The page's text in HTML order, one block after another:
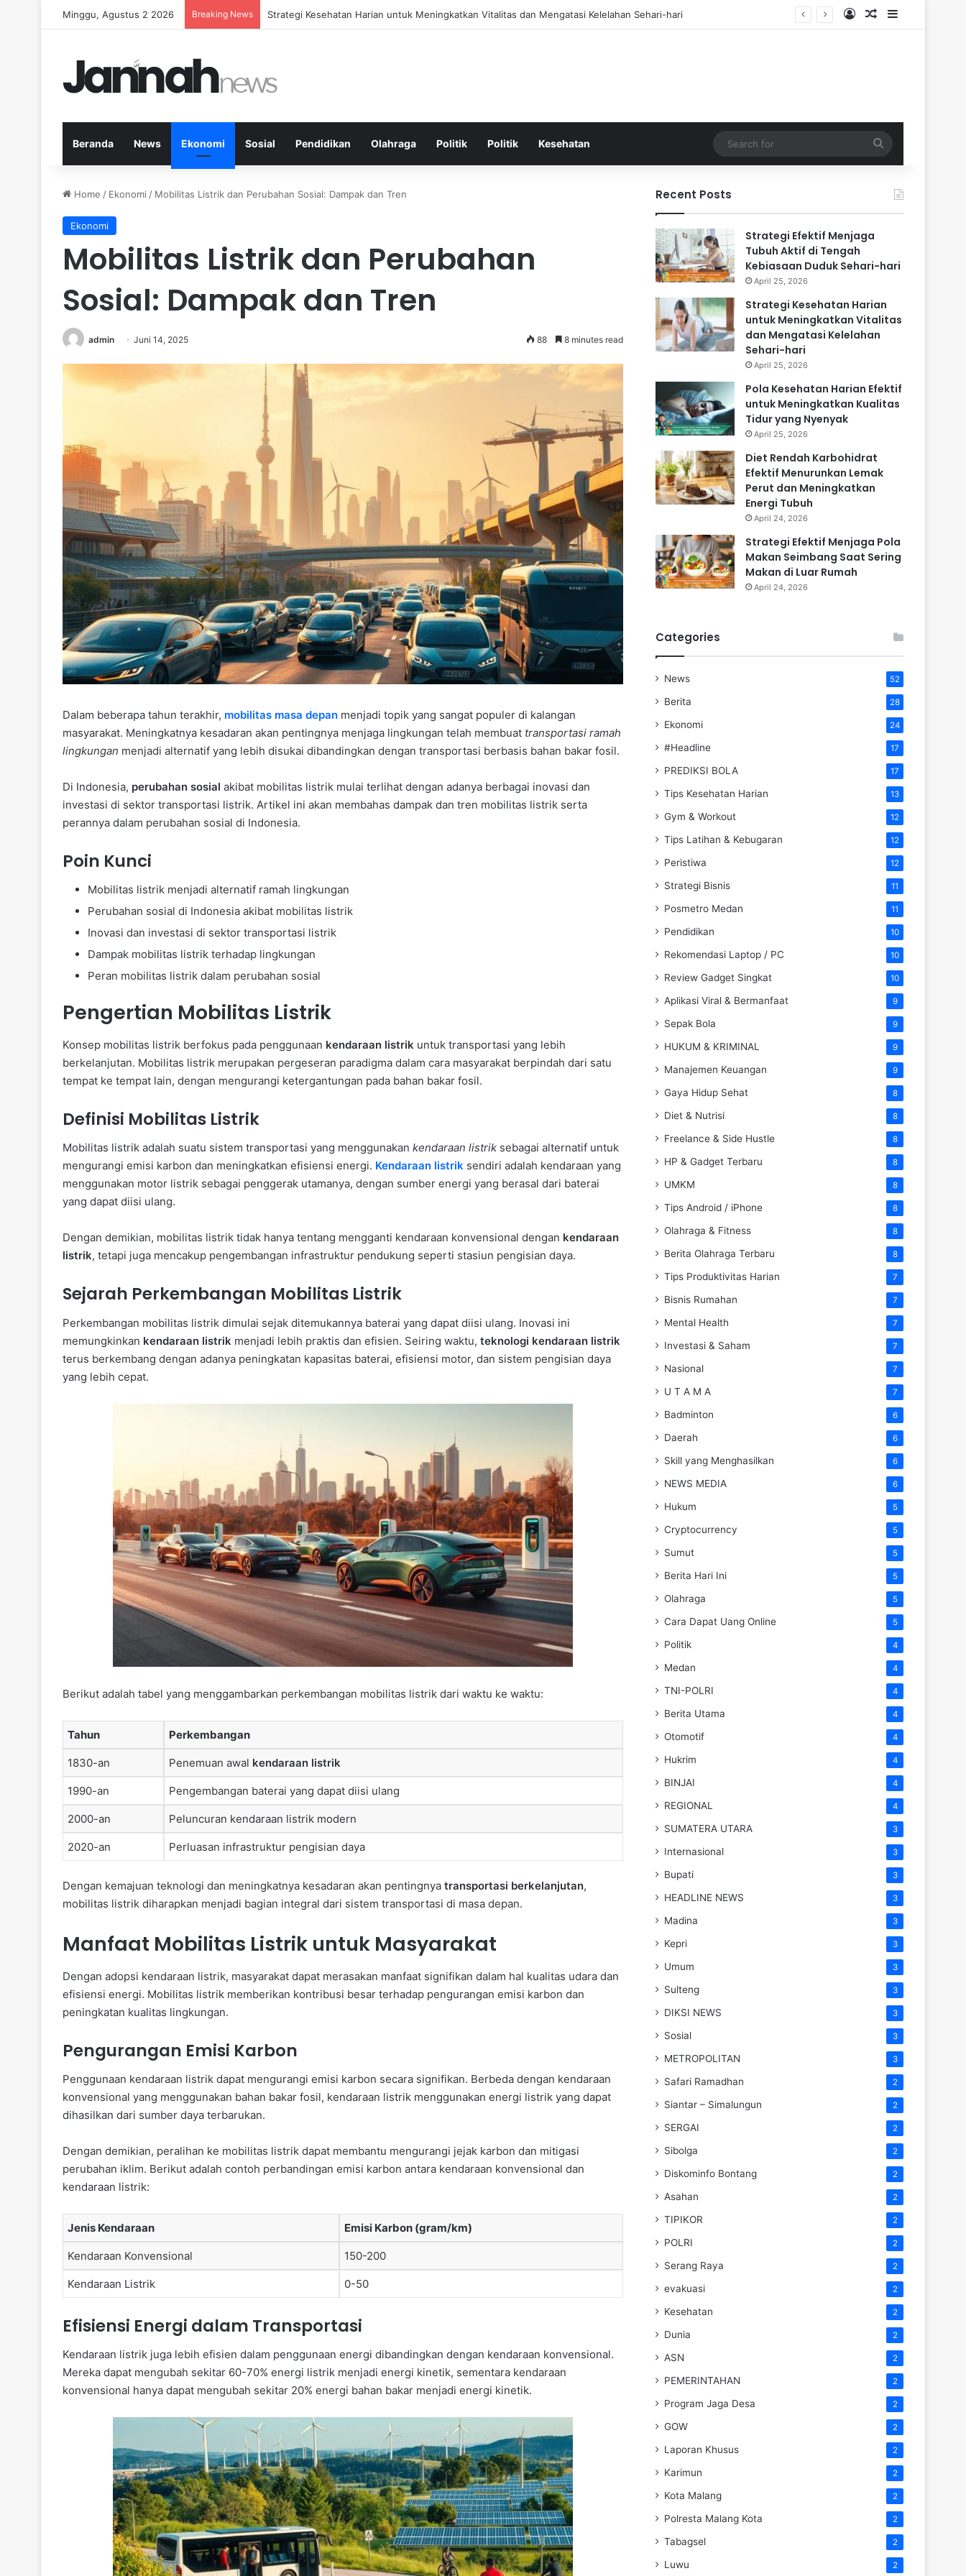
Minggu, Agustus 2 2026 Breaking News Pola Kesehatan Harian Efektif untuk Meningkatkan Kualitas Tidur yang Nyenyak Log InRandom Article
Sidebar
Beranda News Ekonomi Sosial Pendidikan Olahraga Politik Politik Kesehatan
for
Home / Ekonomi / Mobilitas Listrik dan Perubahan Sosial: Dampak dan Tren
Ekonomi
Mobilitas Listrik dan Perubahan
Sosial: Dampak dan Tren
admin Juni 14, 2025 88 8 minutes read
Dalam beberapa tahun terakhir, mobilitas masa depan menjadi topik yang sangat populer di kalangan
masyarakat. Meningkatnya kesadaran akan pentingnya menjaga lingkungan telah membuat transportasi ramah
lingkungan menjadi alternatif yang lebih disukai dibandingkan dengan transportasi berbasis bahan bakar fosil.
Di Indonesia, perubahan sosial akibat mobilitas listrik mulai terlihat dengan adanya berbagai inovasi dan
investasi di sektor transportasi listrik. Artikel ini akan membahas dampak dan tren mobilitas listrik serta
perannya dalam perubahan sosial di Indonesia.
Poin Kunci
Mobilitas listrik menjadi alternatif ramah lingkungan
Perubahan sosial di Indonesia akibat mobilitas listrik
Inovasi dan investasi di sektor transportasi listrik
Dampak mobilitas listrik terhadap lingkungan
Peran mobilitas listrik dalam perubahan sosial
Pengertian Mobilitas Listrik
Konsep mobilitas listrik berfokus pada penggunaan kendaraan listrik untuk transportasi yang lebih
berkelanjutan. Mobilitas listrik merupakan pergeseran paradigma dalam cara masyarakat berpindah dari satu
tempat ke tempat lain, dengan mengurangi ketergantungan pada bahan bakar fosil.
Definisi Mobilitas Listrik
Mobilitas listrik adalah suatu sistem transportasi yang menggunakan kendaraan listrik sebagai alternatif untuk
mengurangi emisi karbon dan meningkatkan efisiensi energi. Kendaraan listrik sendiri adalah kendaraan yang
menggunakan motor listrik sebagai penggerak utamanya, dengan sumber energi yang berasal dari baterai
yang dapat diisi ulang.
Dengan demikian, mobilitas listrik tidak hanya tentang mengganti kendaraan konvensional dengan kendaraan
listrik, tetapi juga mencakup pengembangan infrastruktur pendukung seperti stasiun pengisian daya.
Sejarah Perkembangan Mobilitas Listrik
Perkembangan mobilitas listrik dimulai sejak ditemukannya baterai yang dapat diisi ulang. Inovasi ini
memungkinkan kendaraan listrik menjadi lebih praktis dan efisien. Seiring waktu, teknologi kendaraan listrik
terus berkembang dengan adanya peningkatan kapasitas baterai, efisiensi motor, dan sistem pengisian daya
yang lebih cepat.
Berikut adalah tabel yang menggambarkan perkembangan mobilitas listrik dari waktu ke waktu:
Tahun Perkembangan
1830-an Penemuan awal kendaraan listrik
1990-an Pengembangan baterai yang dapat diisi ulang
2000-an Peluncuran kendaraan listrik modern
2020-an Perluasan infrastruktur pengisian daya
Dengan kemajuan teknologi dan meningkatnya kesadaran akan pentingnya transportasi berkelanjutan,
mobilitas listrik diharapkan menjadi bagian integral dari sistem transportasi di masa depan.
Manfaat Mobilitas Listrik untuk Masyarakat
Dengan adopsi kendaraan listrik, masyarakat dapat merasakan manfaat signifikan dalam hal kualitas udara dan
efisiensi energi. Mobilitas listrik memberikan kontribusi besar terhadap pengurangan emisi karbon dan
peningkatan kualitas lingkungan.
Pengurangan Emisi Karbon
Penggunaan kendaraan listrik dapat mengurangi emisi karbon secara signifikan. Berbeda dengan kendaraan
konvensional yang menggunakan bahan bakar fosil, kendaraan listrik menggunakan energi listrik yang dapat
dihasilkan dari sumber daya terbarukan.
Dengan demikian, peralihan ke mobilitas listrik dapat membantu mengurangi jejak karbon dan mitigasi
perubahan iklim. Berikut adalah contoh perbandingan emisi karbon antara kendaraan konvensional dan
kendaraan listrik:
Jenis Kendaraan Emisi Karbon (gram/km)
Kendaraan Konvensional 150-200
Kendaraan Listrik 0-50
Efisiensi Energi dalam Transportasi
Kendaraan listrik juga lebih efisien dalam penggunaan energi dibandingkan dengan kendaraan konvensional.
Mereka dapat mengubah sekitar 60-70% energi listrik menjadi energi kinetik, sementara kendaraan
konvensional hanya dapat mengubah sekitar 20% energi bahan bakar menjadi energi kinetik.
Recent Posts
Strategi Efektif Menjaga
Tubuh Aktif di Tengah
Kebiasaan Duduk Sehari-hari
April 25, 2026
Strategi Kesehatan Harian
untuk Meningkatkan Vitalitas
dan Mengatasi Kelelahan
Sehari-hari
April 25, 2026
Pola Kesehatan Harian Efektif
untuk Meningkatkan Kualitas
Tidur yang Nyenyak
April 25, 2026
Diet Rendah Karbohidrat
Efektif Menurunkan Lemak
Perut dan Meningkatkan
Energi Tubuh
April 24, 2026
Strategi Efektif Menjaga Pola
Makan Seimbang Saat Sering
Makan di Luar Rumah
April 24, 2026
Categories
News 52
Berita 28
Ekonomi 24
#Headline 17
PREDIKSI BOLA 17
Tips Kesehatan Harian 13
Gym & Workout 12
Tips Latihan & Kebugaran 12
Peristiwa 12
Strategi Bisnis 11
Posmetro Medan 11
Pendidikan 10
Rekomendasi Laptop / PC 10
Review Gadget Singkat 10
Aplikasi Viral & Bermanfaat 9
Sepak Bola 9
HUKUM & KRIMINAL 9
Manajemen Keuangan 9
Gaya Hidup Sehat 8
Diet & Nutrisi 8
Freelance & Side Hustle 8
HP & Gadget Terbaru 8
UMKM 8
Tips Android / iPhone 8
Olahraga & Fitness 8
Berita Olahraga Terbaru 8
Tips Produktivitas Harian 7
Bisnis Rumahan 7
Mental Health 7
Investasi & Saham 7
Nasional 7
U T A M A 7
Badminton 6
Daerah 6
Skill yang Menghasilkan 6
NEWS MEDIA 6
Hukum 5
Cryptocurrency 5
Sumut 5
Berita Hari Ini 5
Olahraga 5
Cara Dapat Uang Online 5
Politik 4
Medan 4
TNI-POLRI 4
Berita Utama 4
Otomotif 4
Hukrim 4
BINJAI 4
REGIONAL 4
SUMATERA UTARA 3
Internasional 3
Bupati 3
HEADLINE NEWS 3
Madina 3
Kepri 3
Umum 3
Sulteng 3
DIKSI NEWS 3
Sosial 3
METROPOLITAN 3
Safari Ramadhan 2
Siantar – Simalungun 2
SERGAI 2
Sibolga 2
Diskominfo Bontang 2
Asahan 2
TIPIKOR 2
POLRI 2
Serang Raya 2
evakuasi 2
Kesehatan 2
Dunia 2
ASN 2
PEMERINTAHAN 2
Program Jaga Desa 2
GOW 2
Laporan Khusus 2
Karimun 2
Kota Malang 2
Polresta Malang Kota 2
Tabagsel 2
Luwu 2